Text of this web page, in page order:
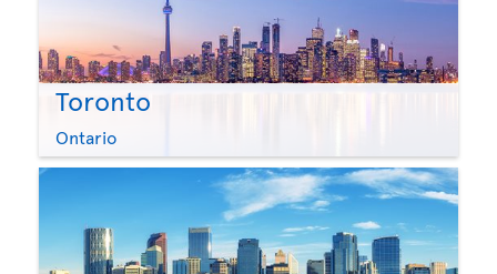
Toronto
Ontario